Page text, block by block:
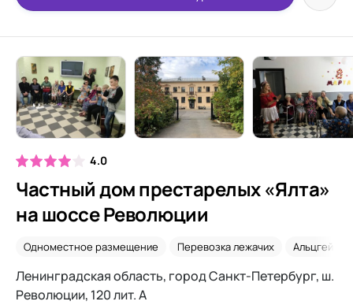
4.0
Частный дом престарелых «Ялта»
на шоссе Революции
Одноместное размещение Перевозка лежачих Альцгеймер
Ленинградская область, город Санкт-Петербург, ш.
Революции, 120 лит. А